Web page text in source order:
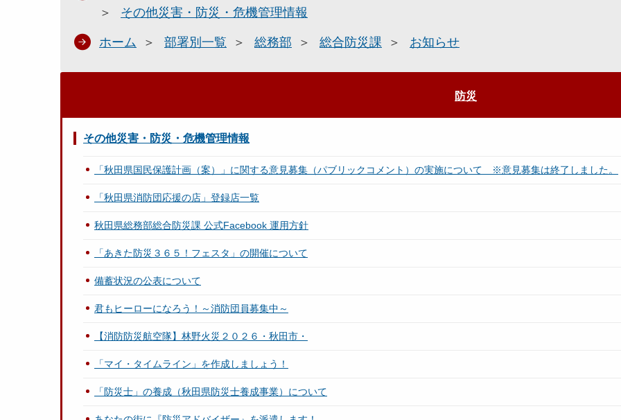
その他災害・防災・危機管理情報
ホーム 部署別一覧 総務部 総合防災課 お知らせ
防災
その他災害・防災・危機管理情報
「秋田県国民保護計画（案）」に関する意見募集（パブリックコメント）の実施について ※意見募集は終了しました。
「秋田県消防団応援の店」登録店一覧
秋田県総務部総合防災課 公式Facebook 運用方針
「あきた防災３６５！フェスタ」の開催について
備蓄状況の公表について
君もヒーローになろう！～消防団員募集中～
【消防防災航空隊】林野火災２０２６・秋田市・
「マイ・タイムライン」を作成しましょう！
「防災士」の養成（秋田県防災士養成事業）について